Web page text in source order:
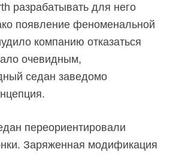
разрабатывать для него
появление феноменальной
компанию отказаться
очевидным,
седан заведомо
переориентировали
Заряженная модификация